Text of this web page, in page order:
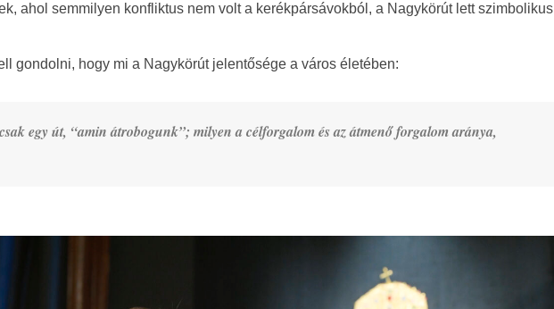
ahol semmilyen konfliktus nem volt a kerékpársávokból, a Nagykörút lett szimbolikus
gondolni, hogy mi a Nagykörút jelentősége a város életében:
csak egy út, “amin átrobogunk”; milyen a célforgalom és az átmenő forgalom aránya,